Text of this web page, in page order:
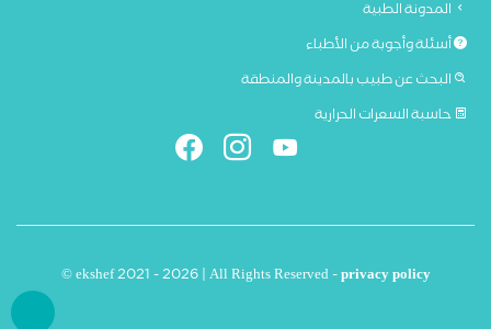
المدونة الطبية
أسئلة وأجوبة من الأطباء
البحث عن طبيب بالمدينة والمنطقة
حاسبة السعرات الحرارية
© ekshef 2021 - 2026 | All Rights Reserved -privacy policy